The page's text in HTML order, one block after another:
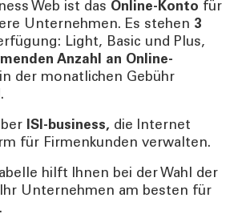
Web ist das Online-Konto für
Unternehmen. Es stehen 3
Light, Basic und Plus,
Anzahl an Online-
der monatlichen Gebühr
ISI-business, die Internet
für Firmenkunden verwalten.
hilft Ihnen bei der Wahl der
Unternehmen am besten für